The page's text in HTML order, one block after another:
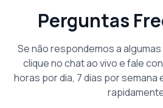
Perguntas
Se não respondemos a
clique no chat ao vivo e fale
horas por dia, 7 dias por